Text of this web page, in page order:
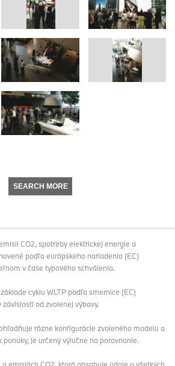
SEARCH MORE
CO2, spotreby elektrickej energie a
podľa európskeho nariadenia (EC)
v čase typového schválenia.
cyklu WLTP podľa smernice (EC)
závislosti od zvolenej výbavy.
rôzne konfigurácie zvoleného modelu a
je určený výlučne na porovnanie.